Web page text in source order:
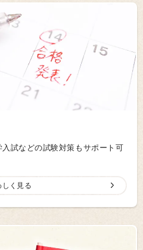
試などの試験対策もサポート可
しく見る